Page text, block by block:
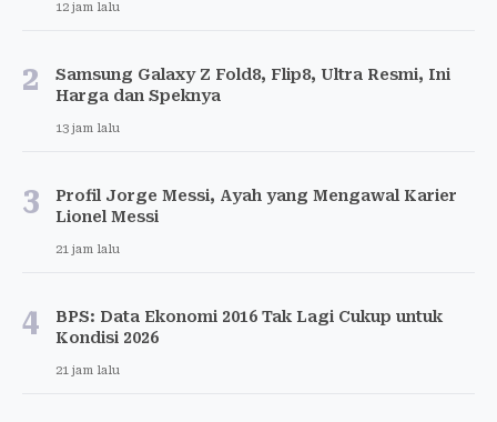
12 jam lalu
2
Samsung Galaxy Z Fold8, Flip8, Ultra Resmi, Ini
Harga dan Speknya
13 jam lalu
3
Profil Jorge Messi, Ayah yang Mengawal Karier
Lionel Messi
21 jam lalu
4
BPS: Data Ekonomi 2016 Tak Lagi Cukup untuk
Kondisi 2026
21 jam lalu